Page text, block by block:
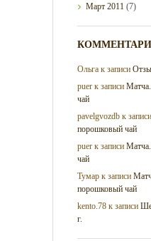
Март2011 (7)
Ольга к записи
puer к записи
чай
pavelgvozdb к
порошковый чай
puer к записи
чай
Тумар к записи
порошковый чай
kento.78 к записи
г.